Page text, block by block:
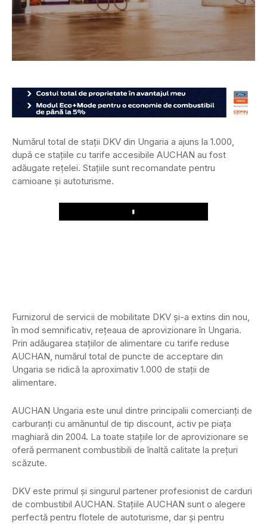
Numărul total de stații DKV din Ungaria a ajuns la 1.000,
după ce stațiile cu tarife accesibile AUCHAN au fost
adăugate rețelei. Stațiile sunt recomandate pentru
camioane și autoturisme.
Play
Furnizorul de servicii de mobilitate DKV și-a extins din nou,
în mod semnificativ, rețeaua de aprovizionare în Ungaria.
Prin adăugarea stațiilor de alimentare cu tarife reduse
AUCHAN, numărul total de puncte de acceptare din
Ungaria se ridică la aproximativ 1.000 de stații de
alimentare.
AUCHAN Ungaria este unul dintre principalii comercianți de
carburanți cu amănuntul de tip discount, activ pe piața
maghiară din 2004. La toate stațiile lor de aprovizionare se
oferă permanent combustibili de înaltă calitate la prețuri
scăzute.
DKV este primul și singurul partener profesionist de carduri
de combustibil AUCHAN. Stațiile AUCHAN sunt o alegere
perfectă pentru flotele de autoturisme, dar și pentru